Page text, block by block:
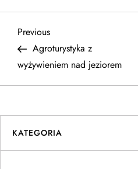
N
a
w
i
g
Previous
Post
Previous
Agroturystyka z
wyżywieniem nad jeziorem
KATEGORIA